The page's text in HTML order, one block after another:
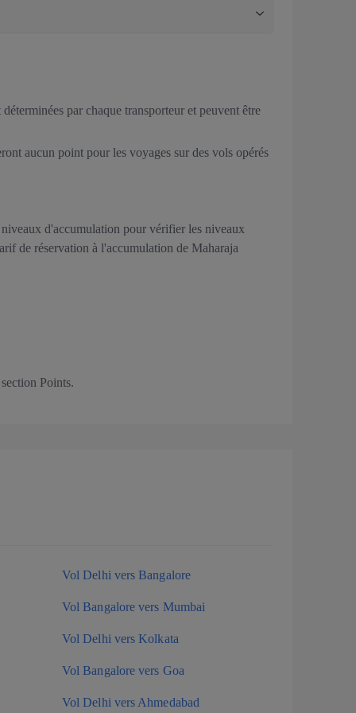
par chaque transporteur et peuvent être
aucun point pour les voyages sur des vols opérés
d'accumulation pour vérifier les niveaux
de réservation à l'accumulation de Maharaja
Points.
Vol Delhi vers Bangalore
Vol Bangalore vers Mumbai
Vol Delhi vers Kolkata
Vol Bangalore vers Goa
Vol Delhi vers Ahmedabad